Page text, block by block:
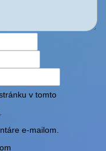
v tomto
e-mailom.